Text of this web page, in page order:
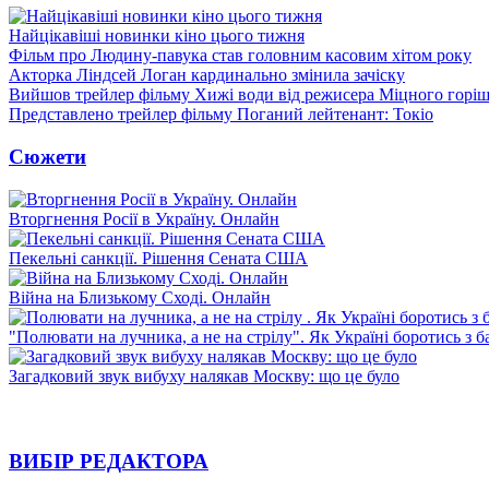
Найцікавіші новинки кіно цього тижня
Фільм про Людину-павука став головним касовим хітом року
Акторка Ліндсей Логан кардинально змінила зачіску
Вийшов трейлер фільму Хижі води від режисера Міцного
Представлено трейлер фільму Поганий лейтенант: Токіо
Сюжети
Вторгнення Росії в Україну. Онлайн
Пекельні санкції. Рішення Сената США
Війна на Близькому Сході. Онлайн
"Полювати на лучника, а не на стрілу". Як Україні боротись з
Загадковий звук вибуху налякав Москву: що це було
ВИБІР РЕДАКТОРА